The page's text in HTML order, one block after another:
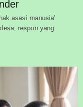
asasi manusia'
respon yang